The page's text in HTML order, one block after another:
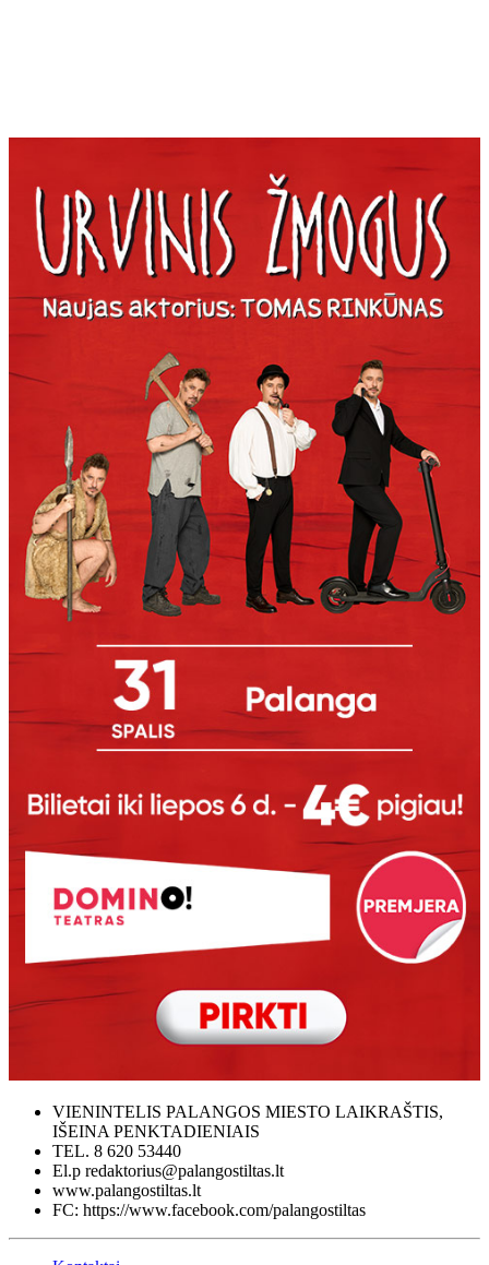
VIENINTELIS PALANGOS MIESTO LAIKRAŠTIS,
IŠEINA PENKTADIENIAIS
TEL. 8 620 53440
El.p redaktorius@palangostiltas.lt
www.palangostiltas.lt
FC: https://www.facebook.com/palangostiltas